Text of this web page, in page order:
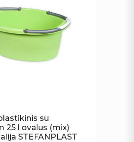
su
25 l ovalus (mix)
STEFANPLAST